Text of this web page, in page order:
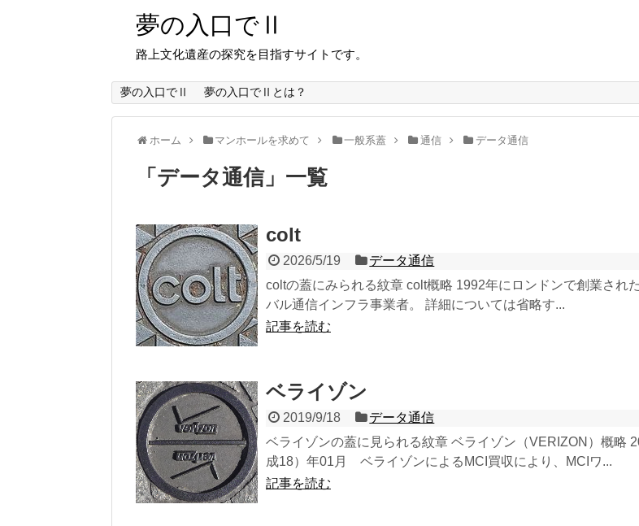
夢の入口でⅡ
路上文化遺産の探究を目指すサイトです。
夢の入口でⅡ 夢の入口でⅡとは？
ホーム マンホールを求めて 一般系蓋 通信 データ通信
「 データ通信」 一覧
colt
2026/5/19
データ通信
coltの蓋にみられる紋章 colt概略 1992年にロンドンで創業され
バル通信インフラ事業者。 詳細については省略す...
記事を読む
ベライゾン
2019/9/18
データ通信
ベライゾンの蓋に見られる紋章 ベライゾン（VERIZON）概略
成18）年01月 ベライゾンによるMCI買収により、MCIワ...
記事を読む